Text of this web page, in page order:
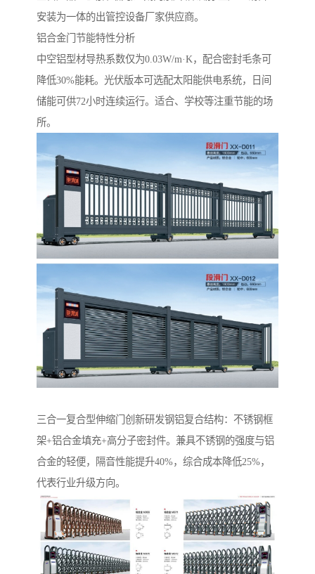
安装为一体的出管控设备厂家供应商。
铝合金门节能特性分析‌
中空铝型材导热系数仅为0.03W/m·K，配合密封毛条可
降低30%能耗。光伏版本可选配太阳能供电系统，日间
储能可供72小时连续运行。适合、学校等注重节能的场
所。
‌三合一复合型伸缩门‌创新研发钢铝复合结构：不锈钢框
架+铝合金填充+高分子密封件。兼具不锈钢的强度与铝
合金的轻便，隔音性能提升40%，综合成本降低25%，
代表行业升级方向。